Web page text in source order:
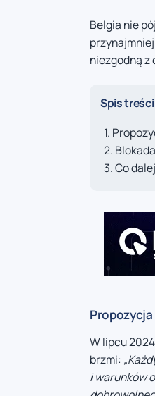
Belgia nie
niezgodną z
Spis treści
Co
W lipcu
brzmi:
i warunków